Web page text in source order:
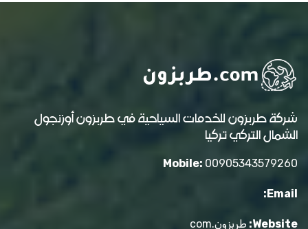
شركة طربزون للخدمات السياحية في طربزون أوزنجول
الشمال التركي تركيا
Mobile: 00905343579260
Email:
Website: طربزون.com